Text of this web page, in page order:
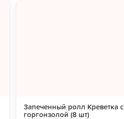
Запеченный ролл Креветка с
горгонзолой (8 шт)